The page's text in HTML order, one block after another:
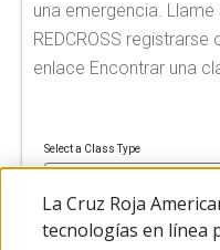
una emergencia. Llame
REDCROSS registrarse
enlace Encontrar una
Select a Class Type
La Cruz Roja
tecnologías en línea